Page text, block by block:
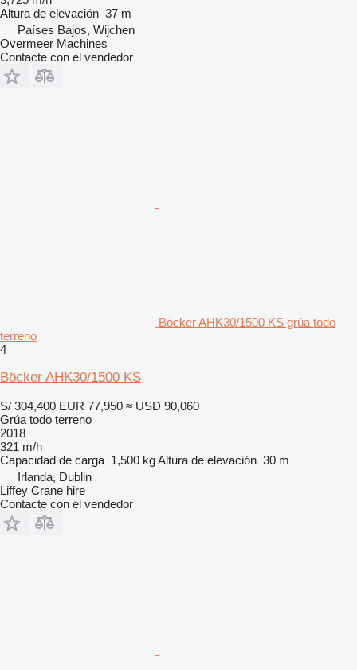
Altura de elevación 37 m
Países Bajos, Wijchen
Overmeer Machines
Contacte con el vendedor
Böcker AHK30/1500 KS grúa todo
terreno
4
Böcker AHK30/1500 KS
S/ 304,400 EUR 77,950 ≈ USD 90,060
Grúa todo terreno
2018
321 m/h
Capacidad de carga 1,500 kgAltura de elevación 30 m
Irlanda, Dublin
Liffey Crane hire
Contacte con el vendedor